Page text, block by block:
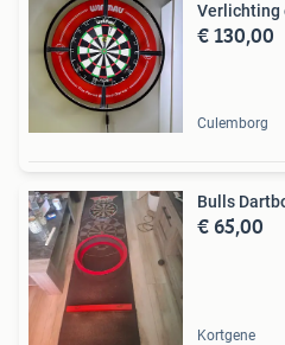
Verlichting
€ 130,00
Culemborg
Bulls
€ 65,00
Kortgene